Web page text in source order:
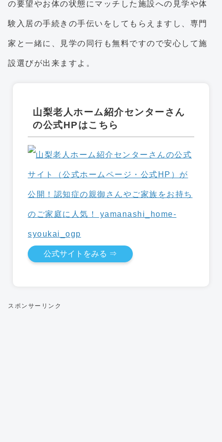
の要望やお体の状態にマッチした施設への見学や体
験入居の手続きの手伝いをしてもらえますし、専門
家と一緒に、見学の同行も無料ですので安心して施
設選びが出来ますよ。
山梨老人ホーム紹介センターさん
の公式HPはこちら
公式サイトをみる ⇒
スポンサーリンク